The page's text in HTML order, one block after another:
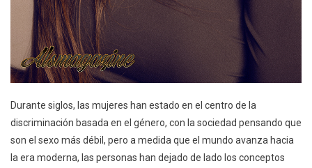
Durante siglos, las mujeres han estado en el centro de la
discriminación basada en el género, con la sociedad pensando que
son el sexo más débil, pero a medida que el mundo avanza hacia
la era moderna, las personas han dejado de lado los conceptos